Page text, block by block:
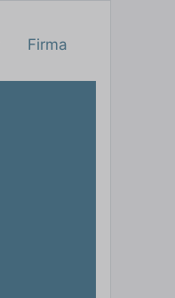
Firma